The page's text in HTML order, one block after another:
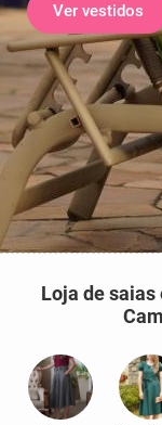
Ver vestidos
Loja de